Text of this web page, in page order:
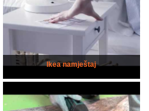
Ikea namještaj